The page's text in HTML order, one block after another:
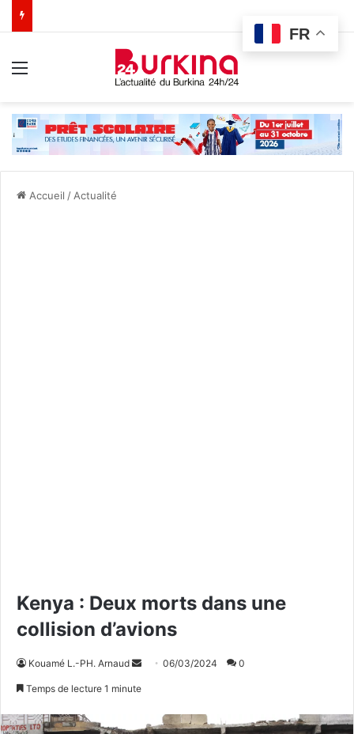
Accueil / Actualité
Kenya : Deux morts dans une
collision d’avions
Kouamé L.-PH. Arnaud 06/03/2024 0
Temps de lecture 1 minute
FR